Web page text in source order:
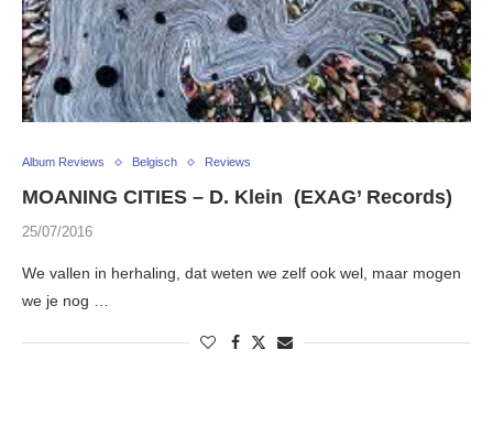
Album Reviews Belgisch Reviews
MOANING CITIES – D. Klein (EXAG’ Records)
25/07/2016
We vallen in herhaling, dat weten we zelf ook wel, maar mogen
we je nog …